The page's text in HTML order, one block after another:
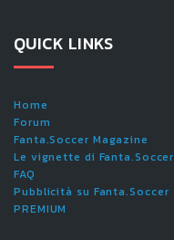
QUICK LINKS
Home
Forum
Fanta.Soccer Magazine
Le vignette di Fanta.Soccer
FAQ
Pubblicità su Fanta.Soccer
PREMIUM